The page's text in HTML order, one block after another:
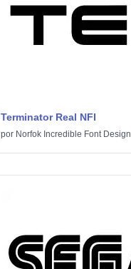
Terminator Real NFI
por Norfok Incredible Font Design